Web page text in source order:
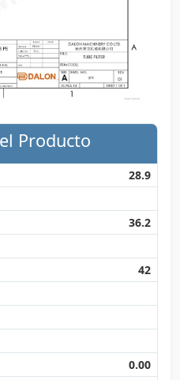
Producto
28.9
36.2
42
0.00